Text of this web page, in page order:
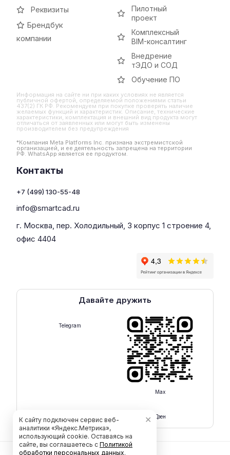
Реквизиты
Брендбук
компании
Пилотный
проект
Комплексный
BIM-консалтинг
Внедрение
тЭДО и СОД
Обучение ПО
Информация на сайте ни при каких условиях не является
публичной офертой, определяемой положениями статьи
437(2) ГК РФ. Рекомендуем при покупке проверять наличие
желаемых функций и характеристик. Описание, технические
характеристики, комплектация и внешний вид продукта могут
отличаться от заявленных или могут быть изменены
производителем без предупреждения
*Компания Meta Platforms Inc. признана экстремистской
организацией, и ее деятельность запрещена на территории
РФ. WhatsApp является ее продуктом.
Контакты
+7 (499) 130-55-48
info@smartcad.ru
г. Москва, пер. Холодильный, 3 корпус 1 строение 4,
офис 4404
Давайте дружить
Telegram
Max
Дзен
К сайту подключен сервис веб-
аналитики «Яндекс.Метрика»,
использующий cookie. Оставаясь на
сайте, вы соглашаетесь с Политикой
обработки персональных данных.
✕